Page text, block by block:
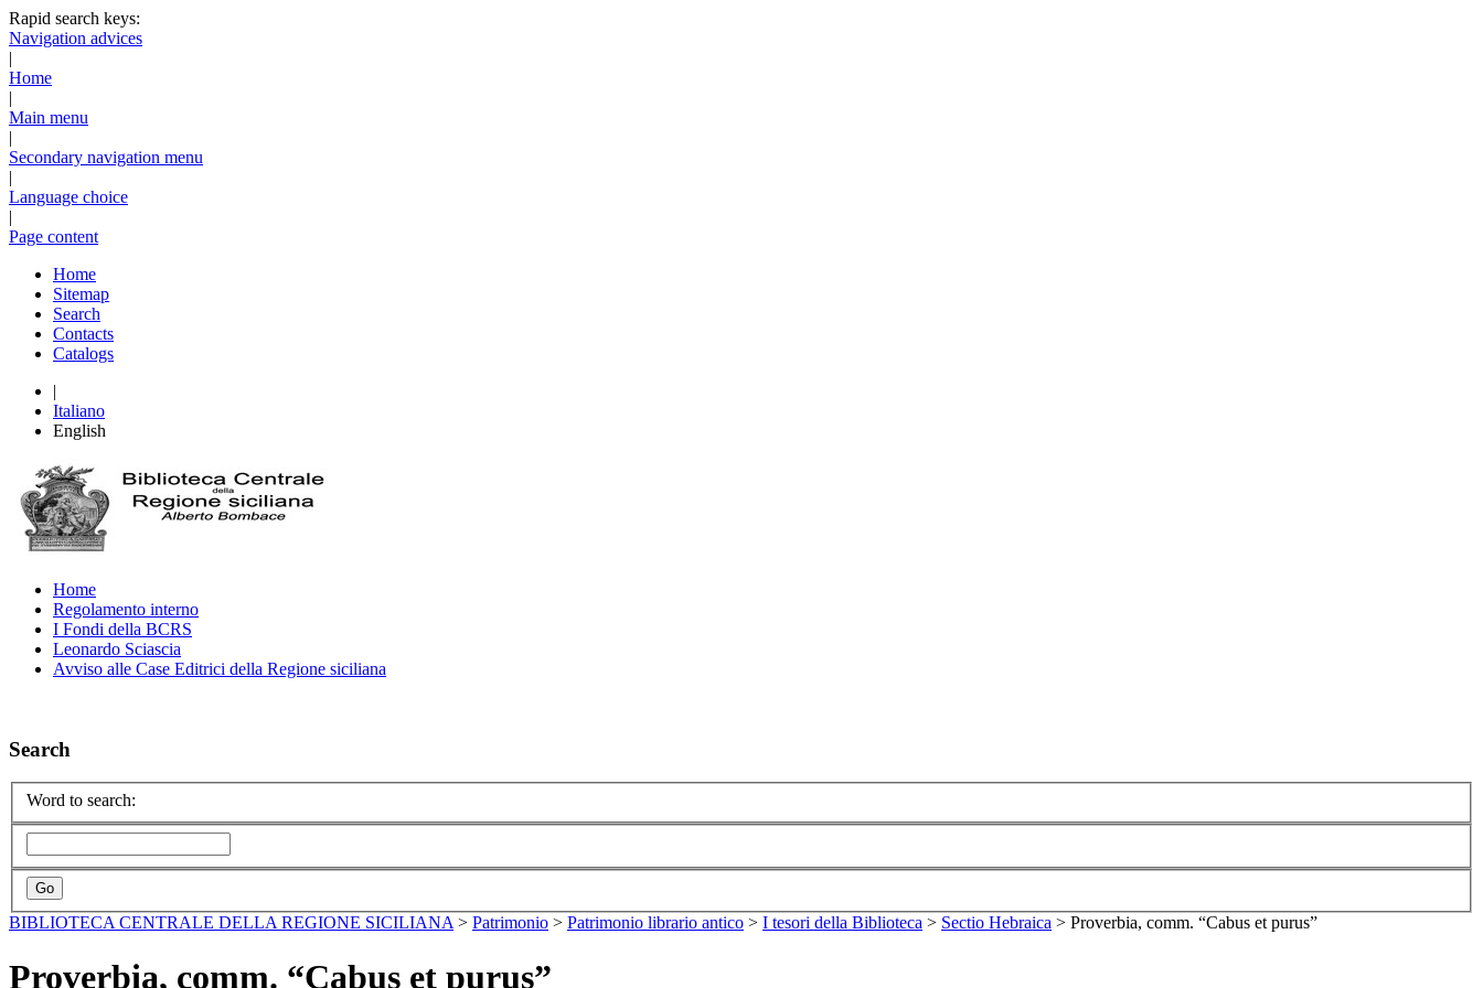
Rapid search keys:
Navigation advices
|
Home
|
Main menu
|
Secondary navigation menu
|
Language choice
|
Page content
Home
Sitemap
Search
Contacts
Catalogs
|
Italiano
English
Home
Regolamento interno
I Fondi della BCRS
Leonardo Sciascia
Avviso alle Case Editrici della Regione siciliana
Search
Word to search:
BIBLIOTECA CENTRALE DELLA REGIONE SICILIANA > Patrimonio > Patrimonio librario antico > I tesori della Biblioteca > Sectio Hebraica > Proverbia, comm. “Cabus et purus”
Proverbia, comm. “Cabus et purus”